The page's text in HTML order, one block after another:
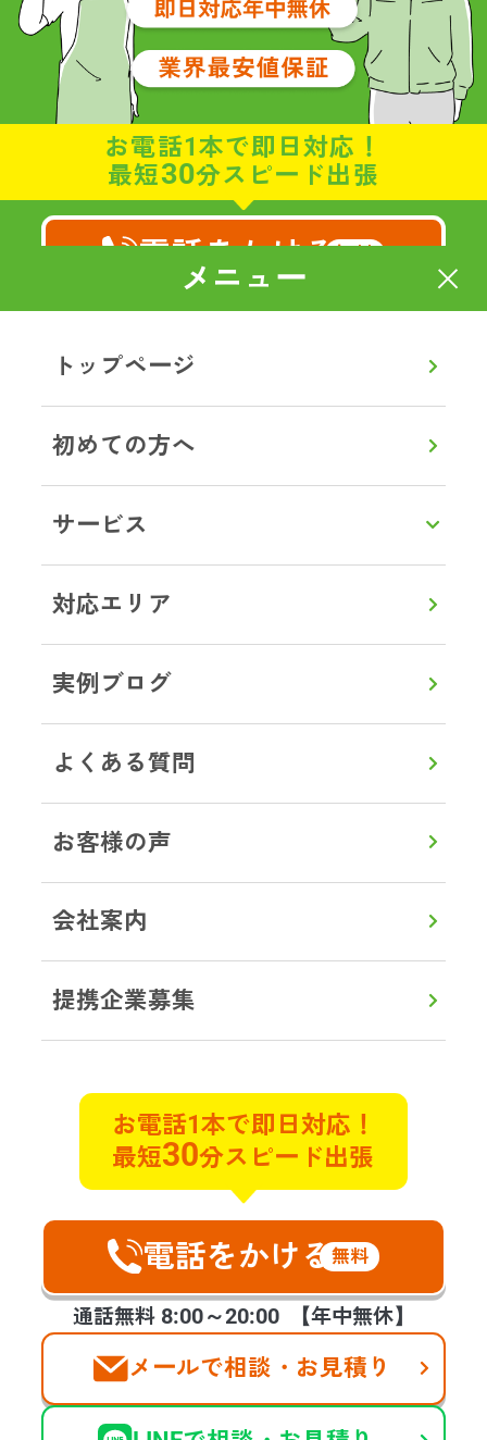
メニュー
トップページ
初めての方へ
サービス
対応エリア
実例ブログ
よくある質問
お客様の声
会社案内
提携企業募集
お電話1本で即日対応！
最短30分スピード出張
電話をかける無料
通話無料 8:00～20:00 【年中無休】
メールで相談・お見積り
お電話1本で即日対応！
最短30分スピード出張
電話をかける
通話無料8:00～20:00 【年中無休】
0120-357-664
通話無料8:00～20:00
メールで見積り・相談
初めての方へ対応エリアよくある質問
サービス
遺品整理遺品買取特殊清掃
不用品回収
貴重品探索ゴミ屋敷片付け遺品の合同供養
不動産整理･買取ハウスクリーニング空家整理
生前整理 福祉整理
お客様の声会社案内提携企業様の募集
©2025 days,Inc